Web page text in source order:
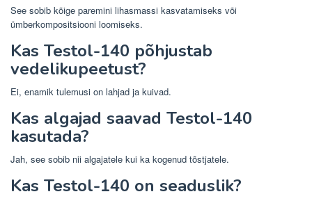
See sobib kõige paremini lihasmassi kasvatamiseks või
ümberkompositsiooni loomiseks.
Kas Testol-140 põhjustab
vedelikupeetust?
Ei, enamik tulemusi on lahjad ja kuivad.
Kas algajad saavad Testol-140
kasutada?
Jah, see sobib nii algajatele kui ka kogenud tõstjatele.
Kas Testol-140 on seaduslik?